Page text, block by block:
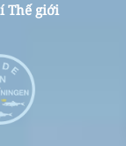
Thế giới